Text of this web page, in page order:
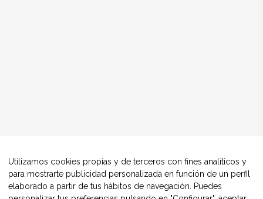
Utilizamos cookies propias y de terceros con fines analíticos y
para mostrarte publicidad personalizada en función de un perfil
elaborado a partir de tus hábitos de navegación. Puedes